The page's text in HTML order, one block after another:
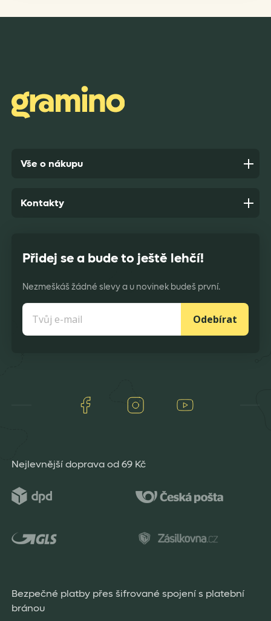
Vše o nákupu
Přidej se a bude to ještě lehčí!
Nezmeškáš žádné slevy a u novinek budeš první.
Odebírat
Facebook Instagram
Kontakty
Nejlevnější doprava od 69 Kč
Bezpečné platby přes šifrované spojení s platební
bránou